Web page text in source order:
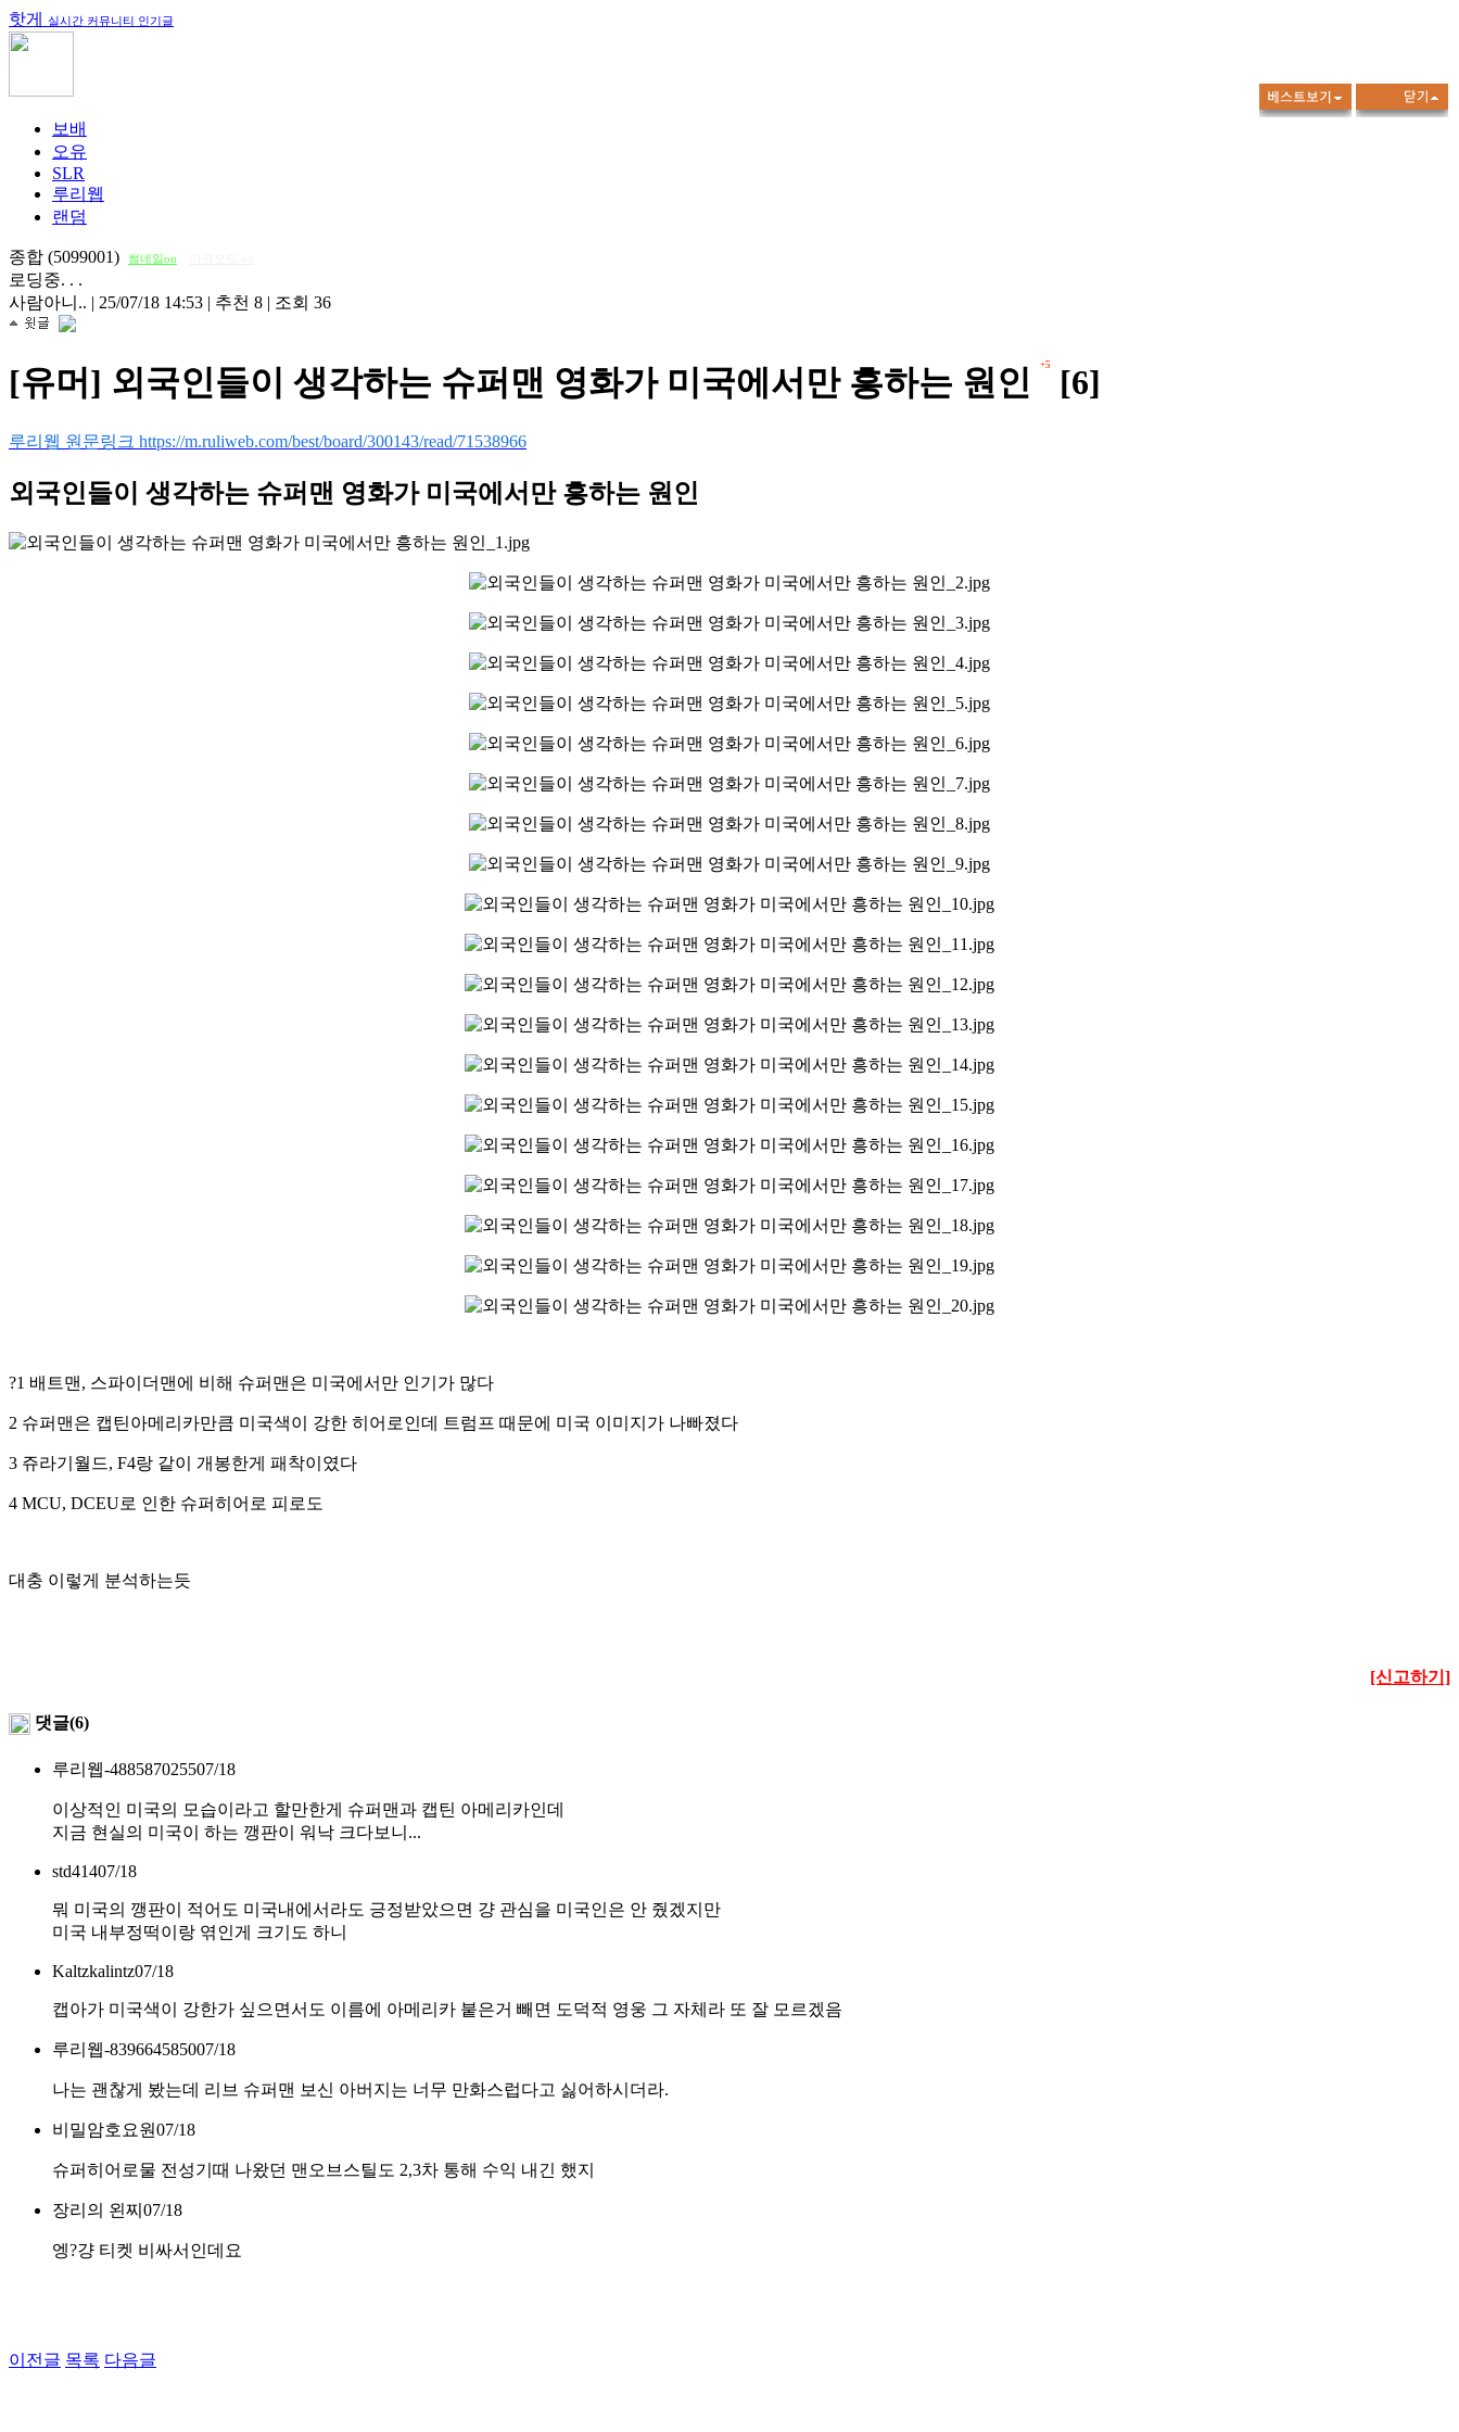
핫게 실시간 커뮤니티 인기글
보배
오유
SLR
루리웹
랜덤
종합 (5099001) 썸네일on
로딩중. . .
사람아니.. | 25/07/18 14:53 | 추천 8 | 조회 36
[유머] 외국인들이 생각하는 슈퍼맨 영화가 미국에서만 흥하는 원인 +5 [6]
루리웹 원문링크 https://m.ruliweb.com/best/board/300143/read/71538966
외국인들이 생각하는 슈퍼맨 영화가 미국에서만 흥하는 원인
?1 배트맨, 스파이더맨에 비해 슈퍼맨은 미국에서만 인기가 많다
2 슈퍼맨은 캡틴아메리카만큼 미국색이 강한 히어로인데 트럼프 때문에 미국 이미지가 나빠졌다
3 쥬라기월드, F4랑 같이 개봉한게 패착이였다
4 MCU, DCEU로 인한 슈퍼히어로 피로도
대충 이렇게 분석하는듯
[신고하기]
댓글(6)
루리웹-488587025507/18
이상적인 미국의 모습이라고 할만한게 슈퍼맨과 캡틴 아메리카인데
지금 현실의 미국이 하는 깽판이 워낙 크다보니...
std41407/18
뭐 미국의 깽판이 적어도 미국내에서라도 긍정받았으면 걍 관심을 미국인은 안 줬겠지만
미국 내부정떡이랑 엮인게 크기도 하니
Kaltzkalintz07/18
캡아가 미국색이 강한가 싶으면서도 이름에 아메리카 붙은거 빼면 도덕적 영웅 그 자체라 또 잘 모르겠음
루리웹-839664585007/18
나는 괜찮게 봤는데 리브 슈퍼맨 보신 아버지는 너무 만화스럽다고 싫어하시더라.
비밀암호요원07/18
슈퍼히어로물 전성기때 나왔던 맨오브스틸도 2,3차 통해 수익 내긴 했지
장리의 왼찌 07/18
엥?걍 티켓 비싸서인데요
이전글 목록 다음글